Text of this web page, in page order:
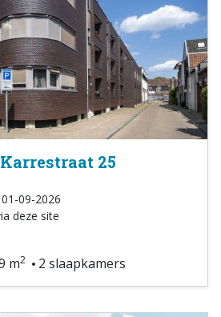
25
09-2026
deze site
m2 2 slaapkamers